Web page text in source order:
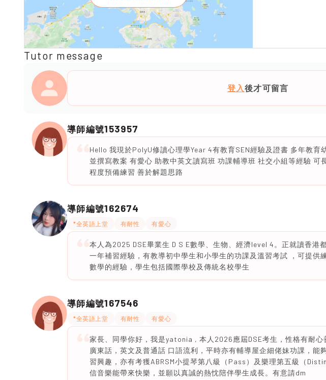
Tutor message
登入後才可留言
導師編號153957
Hello 我現於PolyU修讀心理學Year 4有教育SEN經驗及證書 多年教育
並撰寫教案 有愛心 助教中英文讀寫班 功課輔導班 社交小組等經驗
程度預備練習 善於解題思路
導師編號162674
*全英語上堂 有耐性 有愛心
本人為2025 DSE畢業生 D S E數學、生物、經濟level 4。正就讀香港
一年補習經驗，有教導初中學生和小學生的功課及溫習考試 ，可提供
數學的經驗，學生包括國際學校及傳統名校學生
導師編號167546
*全英語上堂 有耐性 有愛心
家長、同學你好，我是yatonia , 本人2026應屆DSE考生，性格有耐心
廣東話，英文及普通話 口語流利，平時亦有輔導屋企細佬妹功課，能
習興趣，亦有考獲ABRSM小提琴第八級（Pass）及樂理第五級（
信音樂能帶來快樂，並願以真誠的熱忱陪伴學生成長。有意請dm